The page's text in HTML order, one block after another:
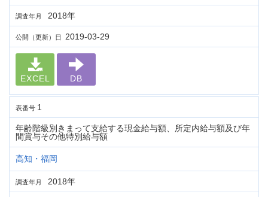
調査年月 2018年
公開（更新）日 2019-03-29
EXCEL DB
表番号 1
年齢階級別きまって支給する現金給与額、所定内給与額及び年
間賞与その他特別給与額
高知・福岡
調査年月 2018年